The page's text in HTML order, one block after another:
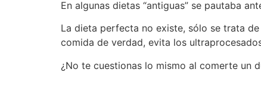
En algunas dietas “antiguas” se pautaba
La dieta perfecta no existe, sólo se trata
comida de verdad, evita los
¿No te cuestionas lo mismo al comerte un